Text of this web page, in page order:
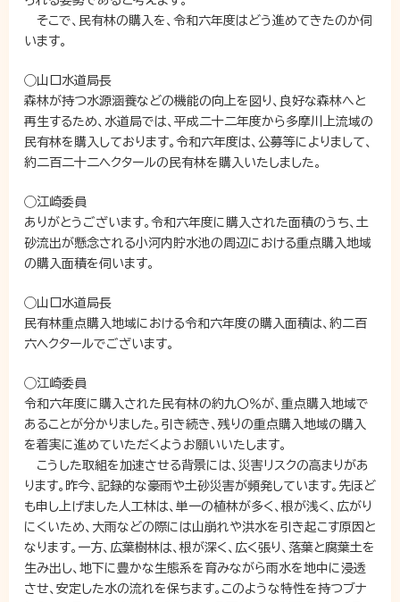
そこで、民有林の購入を、令和六年度はどう進めてきたのか伺
います。
◯山口水道局長
森林が持つ水源涵養などの機能の向上を図り、良好な森林へと
再生するため、水道局では、平成二十二年度から多摩川上流域の
民有林を購入しております。令和六年度は、公募等によりまして、
約二百二十二ヘクタールの民有林を購入いたしました。
◯江崎委員
ありがとうございます。令和六年度に購入された面積のうち、土
砂流出が懸念される小河内貯水池の周辺における重点購入地域
の購入面積を伺います。
◯山口水道局長
民有林重点購入地域における令和六年度の購入面積は、約二百
六ヘクタールでございます。
◯江崎委員
令和六年度に購入された民有林の約九〇％が、重点購入地域で
あることが分かりました。引き続き、残りの重点購入地域の購入
を着実に進めていただくようお願いいたします。
こうした取組を加速させる背景には、災害リスクの高まりがあ
ります。昨今、記録的な豪雨や土砂災害が頻発しています。先ほど
も申し上げました人工林は、単一の植林が多く、根が浅く、広がり
にくいため、大雨などの際には山崩れや洪水を引き起こす原因と
なります。一方、広葉樹林は、根が深く、広く張り、落葉と腐葉土を
生み出し、地下に豊かな生態系を育みながら雨水を地中に浸透
させ、安定した水の流れを保ちます。このような特性を持つブナ